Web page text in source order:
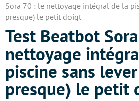
Sora 70 : le nettoyage intégral de la
presque) le petit doigt
Test Beatbot
nettoyage
piscine sans
presque) le petit